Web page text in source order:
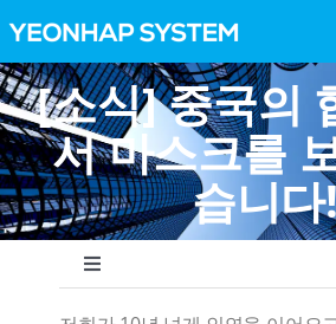
to
content
Bearings
Precision Parts
[소식] 중국의
서 마스크를
습니
Toggle